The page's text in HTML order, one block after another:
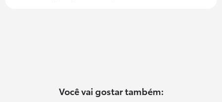
Você vai gostar também: